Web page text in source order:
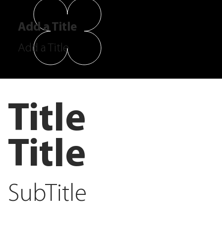
Add a Title
Add a Title
Title
Title
SubTitle